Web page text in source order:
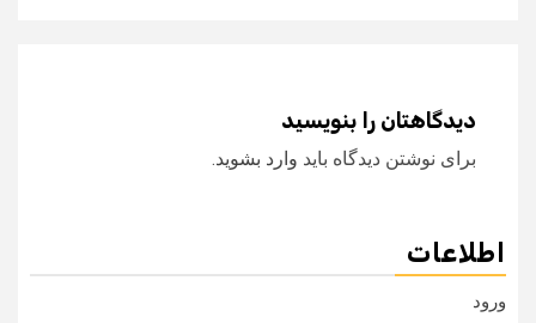
دیدگاهتان را بنویسید
برای نوشتن دیدگاه باید وارد بشوید.
اطلاعات
ورود